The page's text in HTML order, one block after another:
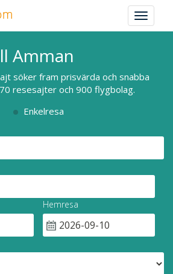
Toggle
Amman
söker fram prisvärda och snabba
resesajter och 900 flygbolag.
Enkelresa
Hemresa